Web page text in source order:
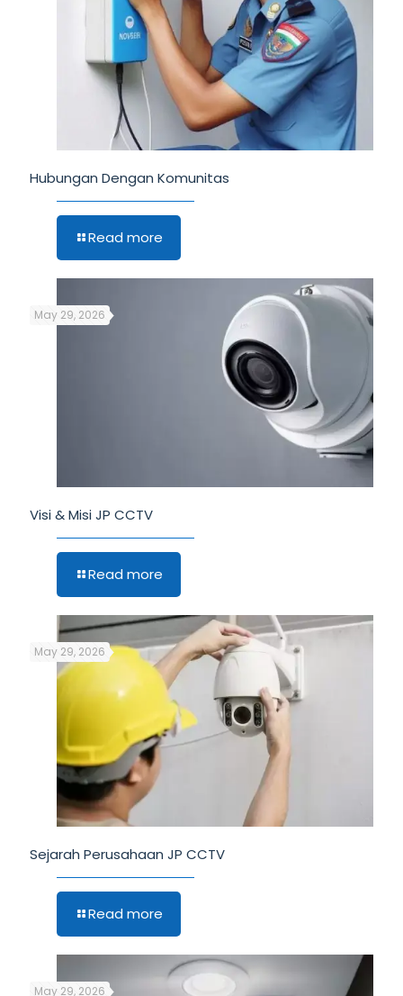
Hubungan Dengan Komunitas
Read more
May 29, 2026
Visi & Misi JP CCTV
Read more
May 29, 2026
Sejarah Perusahaan JP CCTV
Read more
May 29, 2026